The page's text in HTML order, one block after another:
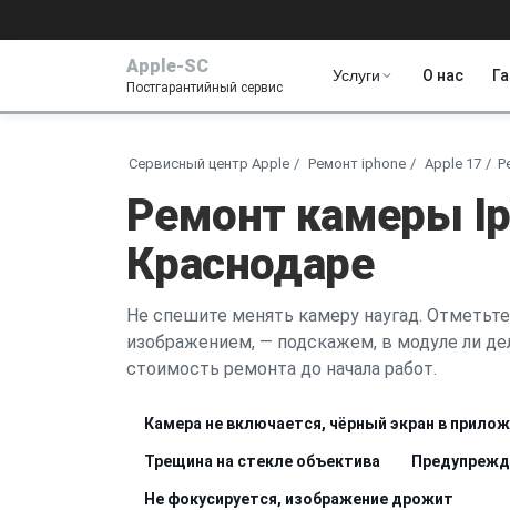
Apple-SC
Постгарантийный сервис
Услуги О нас
Сервисный центр Apple Ремонт iphone Apple 17
Ремонт камеры
Краснодаре
Не спешите менять камеру наугад.
изображением, — подскажем, в модуле ли
стоимость ремонта до начала работ.
Камера не включается, чёрный экран в
Трещина на стекле объектива
Не фокусируется, изображение дрожит